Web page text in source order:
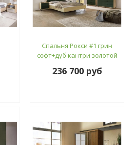
Спальня Рокси #1 грин
софт+дуб кантри золотой
236 700 руб